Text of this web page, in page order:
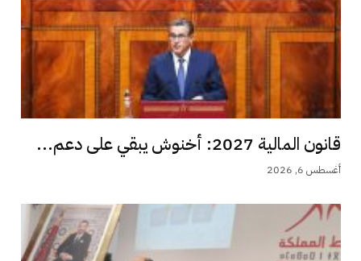
قانون المالية 2027: أخنوش يبقي على دعم...
أغسطس 6, 2026